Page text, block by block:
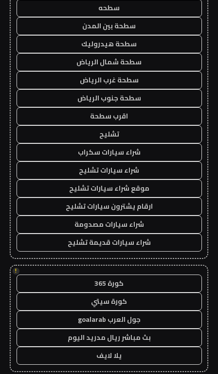
سطحه
سطحة بين المدن
سطحة هيدروليك
سطحة شمال الرياض
سطحة غرب الرياض
سطحة جنوب الرياض
اقرب سطحة
تشليح
شراء سيارات سكراب
شراء سيارات تشليح
موقع شراء سيارات تشليح
ارقام يشترون سيارات تشليح
شراء سيارات مصدومة
شراء سيارات قديمة تشليح
!
كورة 365
كورة سيتي
جول العرب goalarab
بث مباشر ريال مدريد اليوم
يلا لايف